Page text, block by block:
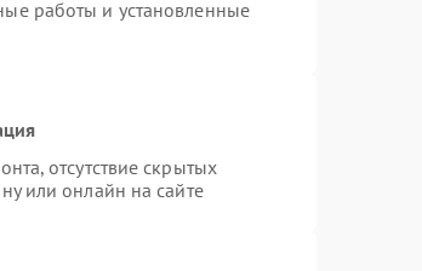
работы и установленные
отсутствие скрытых
или онлайн на сайте